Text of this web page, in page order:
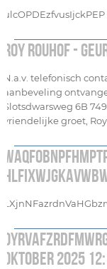
ulcOPDEzfvusIjckPEP
Roy Rouhof -
N.a.v. telefonisch
aanbeveling
Slotsdwarsweg 6B
vriendelijke groet,
oktober 2025